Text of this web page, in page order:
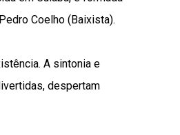
Coelho (Baixista).
A sintonia e
despertam